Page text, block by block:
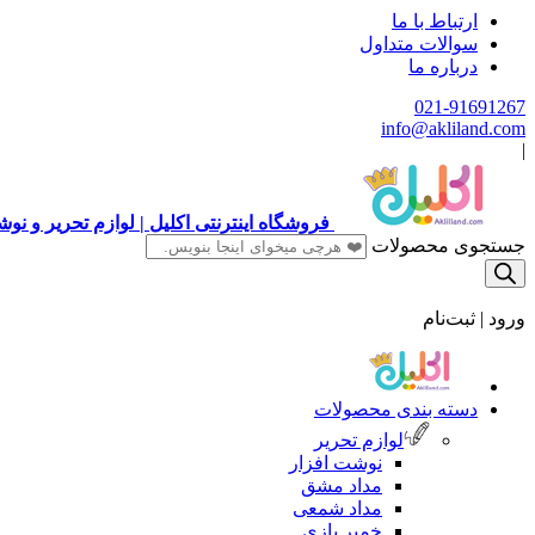
ارتباط با ما
سوالات متداول
درباره ما
021-91691267
info@akliland.com
|
فروشگاه اینترنتی اکلیل | لوازم تحریر و
جستجوی محصولات
ورود | ثبت‌نام
دسته بندی محصولات
لوازم تحریر
نوشت افزار
مداد مشق
مداد شمعی
خمیر بازی